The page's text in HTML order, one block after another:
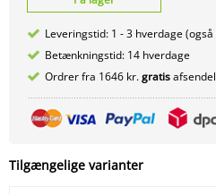
Leveringstid: 1 - 3 hverdage (også
Betænkningstid: 14 hverdage
Ordrer fra 1646 kr.gratis
Tilgængelige varianter